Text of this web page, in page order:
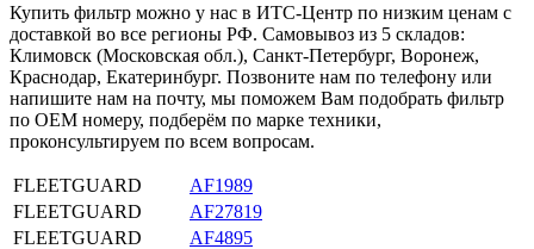
Купить фильтр можно у нас в ИТС-Центр по низким ценам с
доставкой во все регионы РФ. Самовывоз из 5 складов:
Климовск (Московская обл.), Санкт-Петербург, Воронеж,
Краснодар, Екатеринбург. Позвоните нам по телефону или
напишите нам на почту, мы поможем Вам подобрать фильтр
по OEM номеру, подберём по марке техники,
проконсультируем по всем вопросам.
FLEETGUARD
AF1989
FLEETGUARD
AF27819
FLEETGUARD
AF4895